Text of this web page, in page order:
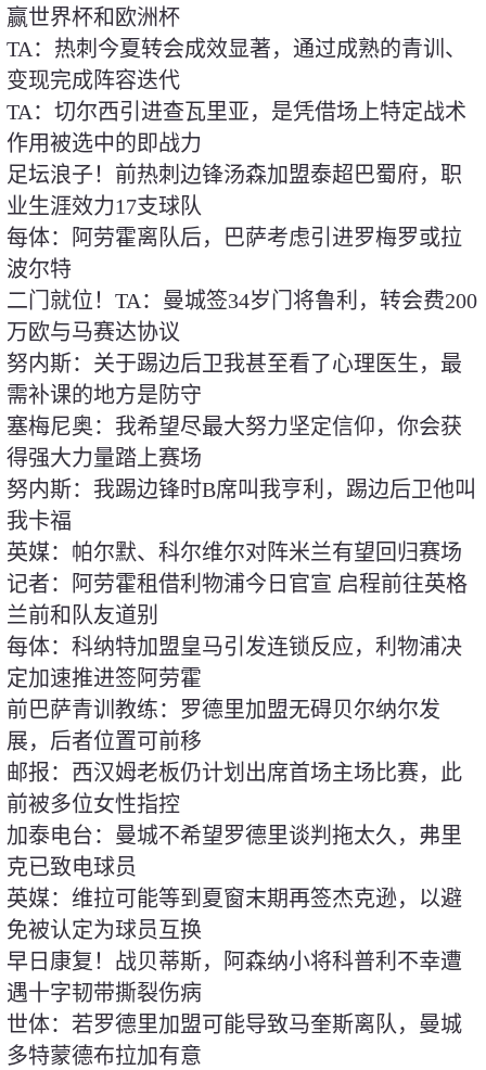
赢世界杯和欧洲杯
TA：热刺今夏转会成效显著，通过成熟的青训、
变现完成阵容迭代
TA：切尔西引进查瓦里亚，是凭借场上特定战术
作用被选中的即战力
足坛浪子！前热刺边锋汤森加盟泰超巴蜀府，职
业生涯效力17支球队
每体：阿劳霍离队后，巴萨考虑引进罗梅罗或拉
波尔特
二门就位！TA：曼城签34岁门将鲁利，转会费200
万欧与马赛达协议
努内斯：关于踢边后卫我甚至看了心理医生，最
需补课的地方是防守
塞梅尼奥：我希望尽最大努力坚定信仰，你会获
得强大力量踏上赛场
努内斯：我踢边锋时B席叫我亨利，踢边后卫他叫
我卡福
英媒：帕尔默、科尔维尔对阵米兰有望回归赛场
记者：阿劳霍租借利物浦今日官宣 启程前往英格
兰前和队友道别
每体：科纳特加盟皇马引发连锁反应，利物浦决
定加速推进签阿劳霍
前巴萨青训教练：罗德里加盟无碍贝尔纳尔发
展，后者位置可前移
邮报：西汉姆老板仍计划出席首场主场比赛，此
前被多位女性指控
加泰电台：曼城不希望罗德里谈判拖太久，弗里
克已致电球员
英媒：维拉可能等到夏窗末期再签杰克逊，以避
免被认定为球员互换
早日康复！战贝蒂斯，阿森纳小将科普利不幸遭
遇十字韧带撕裂伤病
世体：若罗德里加盟可能导致马奎斯离队，曼城
多特蒙德布拉加有意